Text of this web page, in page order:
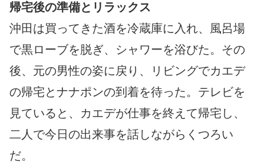
帰宅後の準備とリラックス
沖田は買ってきた酒を冷蔵庫に入れ、風呂場
で黒ローブを脱ぎ、シャワーを浴びた。その
後、元の男性の姿に戻り、リビングでカエデ
の帰宅とナナポンの到着を待った。テレビを
見ていると、カエデが仕事を終えて帰宅し、
二人で今日の出来事を話しながらくつろい
だ。